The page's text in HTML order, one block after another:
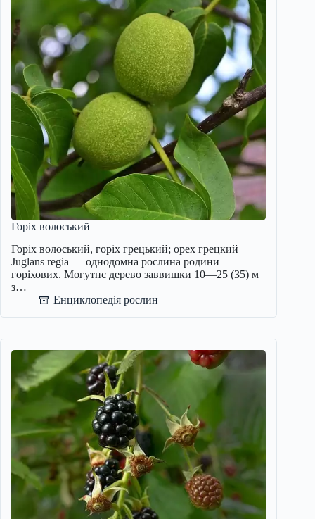
Горіх волоський
Горіх волоський, горіх грецький; орех грецкий
Juglans regia — однодомна рослина родини
горіхових. Могутнє дерево заввишки 10—25 (35) м
з…
Енциклопедія рослин